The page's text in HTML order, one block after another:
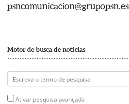
psncomunicacion@grupopsn.es
Motor de busca de notícias
Ativar pesquisa avançada